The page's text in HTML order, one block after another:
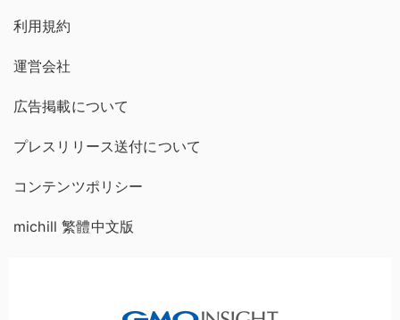
利用規約
運営会社
広告掲載について
プレスリリース送付について
コンテンツポリシー
michill 繁體中文版